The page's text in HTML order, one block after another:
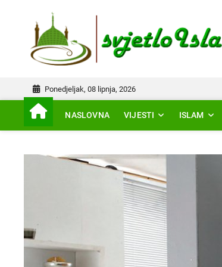
Ponedjeljak, 08 lipnja, 2026
NASLOVNA VIJESTI ISLAM